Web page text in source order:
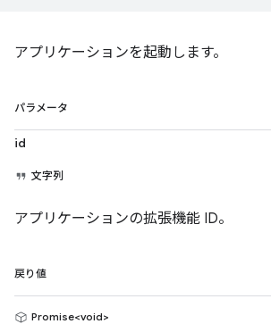
アプリケーションを起動します。
パラメータ
id
文字列
アプリケーションの拡張機能 ID。
戻り値
Promise<void>